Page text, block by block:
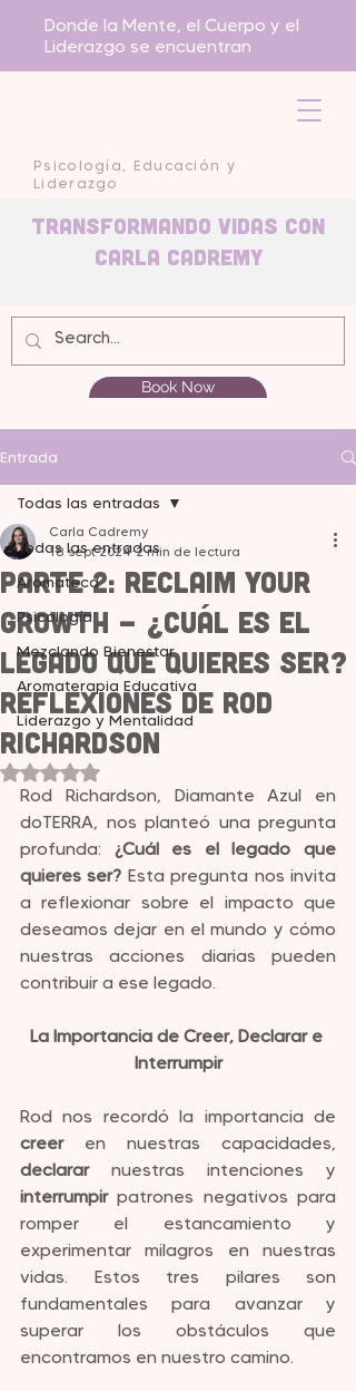
Psicología, Educación y
Liderazgo
Donde la Mente, el Cuerpo y el
Liderazgo se encuentran
Transformando Vidas con
carla Cadremy
Book Now
Entrada
Todas las entradas
Aromateca
Psicología
Mezclando Bienestar
Aromaterapia Educativa
Liderazgo y Mentalidad
Todas las entradas
Parte 2: Reclaim your
Growth - ¿Cuál es el
legado que quieres ser?
Reflexiones de Rod
Richardson
Carla Cadremy
18 sept 2024 2 min de lectura
Obtuvo NaN de 5 estrellas.
Rod Richardson, Diamante Azul en
doTERRA, nos planteó una pregunta
profunda: ¿Cuál es el legado que
quieres ser? Esta pregunta nos invita
a reflexionar sobre el impacto que
deseamos dejar en el mundo y cómo
nuestras acciones diarias pueden
contribuir a ese legado.
La Importancia de Creer, Declarar e
Interrumpir
creer
declarar
interrumpir patrones negativos para
romper el estancamiento y
experimentar milagros en nuestras
vidas. Estos tres pilares son
fundamentales para avanzar y
superar los obstáculos que
encontramos en nuestro camino.